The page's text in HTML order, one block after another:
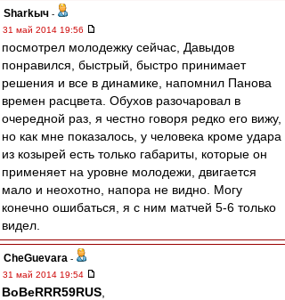
Sharkыч -
31 май 2014 19:56
посмотрел молодежку сейчас, Давыдов
понравился, быстрый, быстро принимает
решения и все в динамике, напомнил Панова
времен расцвета. Обухов разочаровал в
очередной раз, я честно говоря редко его вижу,
но как мне показалось, у человека кроме удара
из козырей есть только габариты, которые он
применяет на уровне молодежи, двигается
мало и неохотно, напора не видно. Могу
конечно ошибаться, я с ним матчей 5-6 только
видел.
CheGuevara -
31 май 2014 19:54
BoBeRRR59RUS